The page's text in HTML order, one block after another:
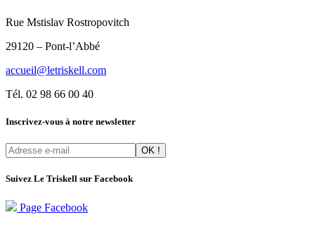
Rue Mstislav Rostropovitch
29120 – Pont-l’Abbé
accueil@letriskell.com
Tél. 02 98 66 00 40
Inscrivez-vous à notre newsletter
Suivez Le Triskell sur Facebook
Page Facebook